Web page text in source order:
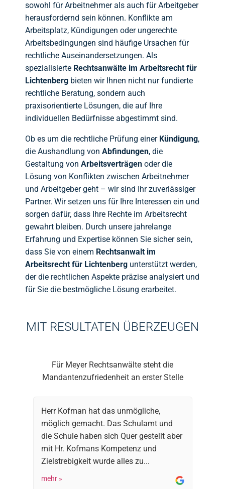
sowohl für Arbeitnehmer als auch für Arbeitgeber
herausfordernd sein können. Konflikte am
Arbeitsplatz, Kündigungen oder ungerechte
Arbeitsbedingungen sind häufige Ursachen für
rechtliche Auseinandersetzungen. Als
spezialisierte Rechtsanwälte im Arbeitsrecht für
Lichtenberg bieten wir Ihnen nicht nur fundierte
rechtliche Beratung, sondern auch
praxisorientierte Lösungen, die auf Ihre
individuellen Bedürfnisse abgestimmt sind.
Ob es um die rechtliche Prüfung einer Kündigung,
die Aushandlung von Abfindungen, die
Gestaltung von Arbeitsverträgen oder die
Lösung von Konflikten zwischen Arbeitnehmer
und Arbeitgeber geht – wir sind Ihr zuverlässiger
Partner. Wir setzen uns für Ihre Interessen ein und
sorgen dafür, dass Ihre Rechte im Arbeitsrecht
gewahrt bleiben. Durch unsere jahrelange
Erfahrung und Expertise können Sie sicher sein,
dass Sie von einem Rechtsanwalt im
Arbeitsrecht für Lichtenberg unterstützt werden,
der die rechtlichen Aspekte präzise analysiert und
für Sie die bestmögliche Lösung erarbeitet.
MIT RESULTATEN ÜBERZEUGEN
Für Meyer Rechtsanwälte steht die
Mandantenzufriedenheit an erster Stelle
Herr Kofman hat das unmögliche,
möglich gemacht. Das Schulamt und
die Schule haben sich Quer gestellt aber
mit Hr. Kofmans Kompetenz und
Zielstrebigkeit wurde alles zu...
mehr »